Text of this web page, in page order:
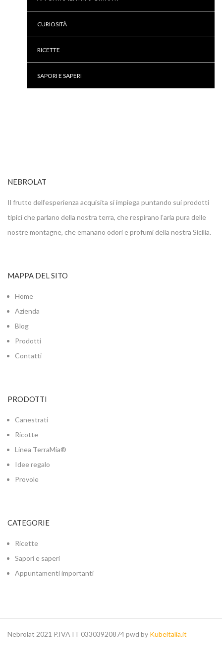
CURIOSITÀ
RICETTE
SAPORI E SAPERI
NEBROLAT
Il frutto dell’esperienza acquisita si impiega puntando sui prodotti
tipici che parlano della nostra terra, che respirano l’aria pura delle
nostre montagne, che emanano odori e profumi della nostra Sicilia.
MAPPA DEL SITO
Home
Azienda
Blog
Prodotti
Contatti
PRODOTTI
Canestrati
Ricotte
Linea TerraMia®
Idee regalo
Provole
CATEGORIE
Ricette
Sapori e saperi
Appuntamenti importanti
Nebrolat 2021 P.IVA IT 03303920874 pwd by Kubeitalia.it